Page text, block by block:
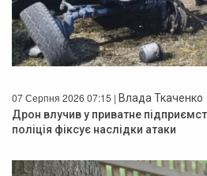
07 Серпня 2026 07:15 | Влада Ткаченко
Дрон влучив у приватне
поліція фіксує наслідки атаки